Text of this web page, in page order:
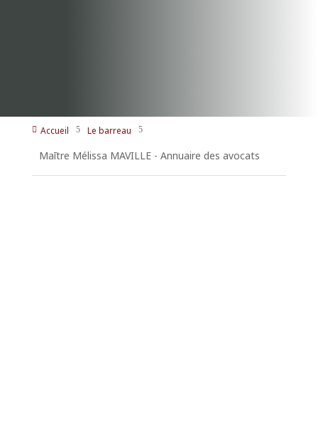
 Accueil 5 Le barreau 5
Maītre Mélissa MAVILLE - Annuaire des avocats